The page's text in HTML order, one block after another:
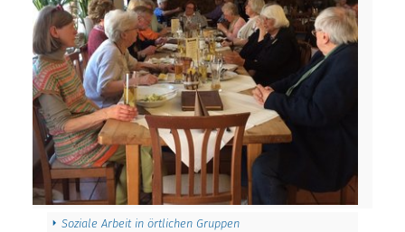
Soziale Arbeit in örtlichen Gruppen